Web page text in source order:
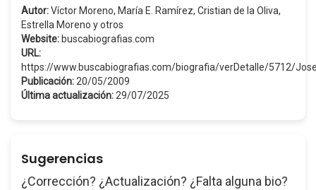
Autor:Víctor Moreno, María E. Ramírez, Cristian de la Oliva,
Estrella Moreno y otros
Website: buscabiografias.com
URL:
https://www.buscabiografias.com/biografia/verDetalle/5712/
Publicación: 20/05/2009
Última actualización: 29/07/2025
Sugerencias
¿Corrección? ¿Actualización? ¿Falta alguna bio?